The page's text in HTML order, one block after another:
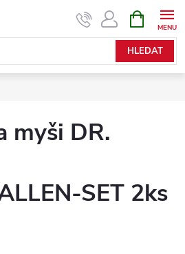
HLEDAT
NÁKUPNÍ
KOŠÍK
myši DR.
SET 2ks